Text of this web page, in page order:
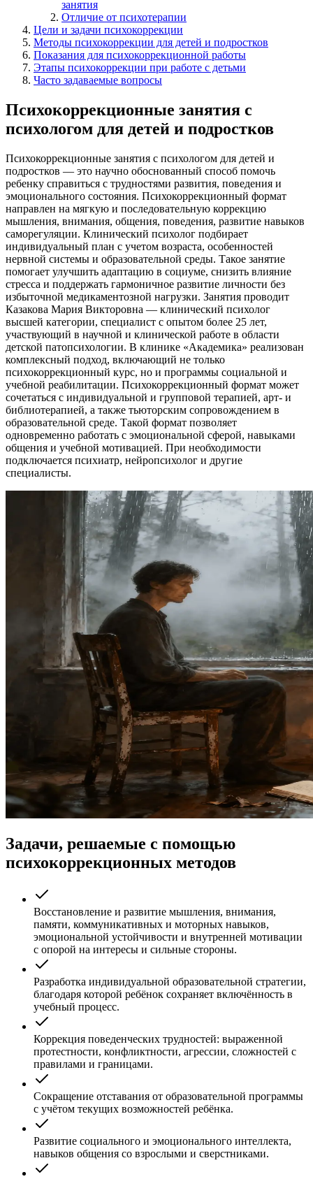
занятия
Отличие от психотерапии
Цели и задачи психокоррекции
Методы психокоррекции для детей и подростков
Показания для психокоррекционной работы
Этапы психокоррекции при работе с детьми
Часто задаваемые вопросы
Психокоррекционные занятия с
психологом для детей и подростков
Психокоррекционные занятия с психологом для детей и
подростков — это научно обоснованный способ помочь
ребенку справиться с трудностями развития, поведения и
эмоционального состояния. Психокоррекционный формат
направлен на мягкую и последовательную коррекцию
мышления, внимания, общения, поведения, развитие навыков
саморегуляции. Клинический психолог подбирает
индивидуальный план с учетом возраста, особенностей
нервной системы и образовательной среды. Такое занятие
помогает улучшить адаптацию в социуме, снизить влияние
стресса и поддержать гармоничное развитие личности без
избыточной медикаментозной нагрузки. Занятия проводит
Казакова Мария Викторовна — клинический психолог
высшей категории, специалист с опытом более 25 лет,
участвующий в научной и клинической работе в области
детской патопсихологии. В клинике «Академика» реализован
комплексный подход, включающий не только
психокоррекционный курс, но и программы социальной и
учебной реабилитации. Психокоррекционный формат может
сочетаться с индивидуальной и групповой терапией, арт- и
библиотерапией, а также тьюторским сопровождением в
образовательной среде. Такой формат позволяет
одновременно работать с эмоциональной сферой, навыками
общения и учебной мотивацией. При необходимости
подключается психиатр, нейропсихолог и другие
специалисты.
Задачи, решаемые с помощью
психокоррекционных методов
Восстановление и развитие мышления, внимания,
памяти, коммуникативных и моторных навыков,
эмоциональной устойчивости и внутренней мотивации
с опорой на интересы и сильные стороны.
Разработка индивидуальной образовательной стратегии,
благодаря которой ребёнок сохраняет включённость в
учебный процесс.
Коррекция поведенческих трудностей: выраженной
протестности, конфликтности, агрессии, сложностей с
правилами и границами.
Сокращение отставания от образовательной программы
с учётом текущих возможностей ребёнка.
Развитие социального и эмоционального интеллекта,
навыков общения со взрослыми и сверстниками.